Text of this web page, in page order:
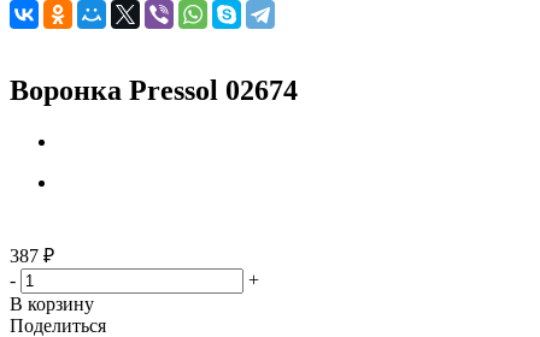
Воронка Pressol 02674
387 ₽
-
+
В корзину
Поделиться